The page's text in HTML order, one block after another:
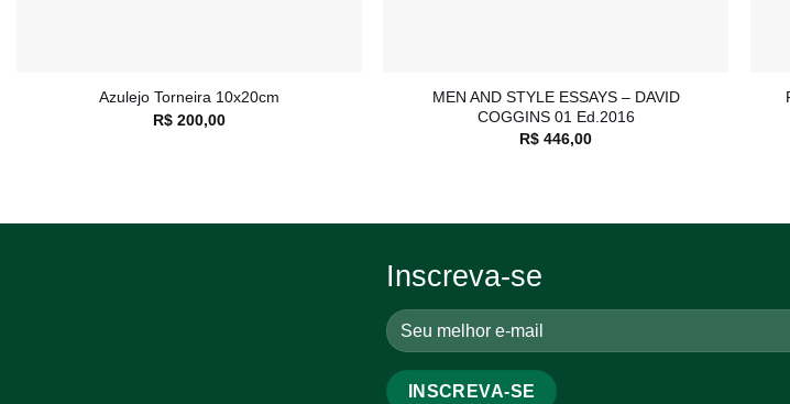
Azulejo Torneira 10x20cm
R$200,00
MEN AND STYLE ESSAYS – DAVID
COGGINS 01 Ed.2016
R$ 446,00
Inscreva-se